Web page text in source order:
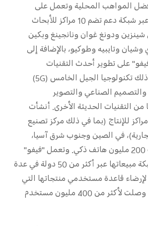
المواهب المحلية وتعمل على
توظيفها وتطويرها عبر شبكة دعم تضم 10 مراكز للأبحاث
شينزين ودونغ غوان ونانجينغ وبكين
وتايبيه وطوكيو، بالإضافة إلى
على تطوير أحدث التقنيات
الاستهلاكية بما في ذلك تكنولوجيا الجيل الخامس (5G)
الصناعي والتصوير
من التقنيات الحديثة الأخرى. أنشأت
للإنتاج (بما في ذلك مركز تصنيع
في الصين وجنوب شرق آسيا،
بطاقة إنتاجية تقارب 200 مليون هاتف ذكي. وتعمل "فيفو"
حالياً على توسيع شبكة مبيعاتها عبر أكثر من 50 دولة في عدة
قاعدة مستخدمي منتجاتها التي
تنمو باستمرار حيث وصلت لأكثر من 400 مليون مستخدم